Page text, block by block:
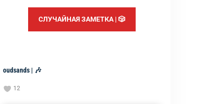
СЛУЧАЙНАЯ ЗАМЕТКА | 🎲
oudsands | 🎶
12